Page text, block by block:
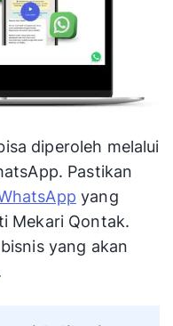
diperoleh melalui
Pastikan
yang
Mekari Qontak.
yang akan